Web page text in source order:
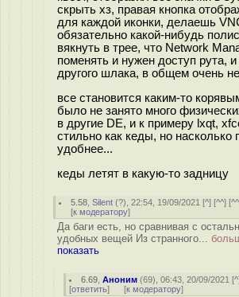
скрыть хз, правая кнопка
для каждой иконки, делаешь
обязательно какой-нибудь
вякнуть в трее, что Network
поменять и нужен доступ рута, и
другого шлака, в общем очень
все становится каким-то
было не занято много
в другие DE, и к примеру lxqt,
стильно как кеды, но насколько
удобнее...
кеды летят в какую-то задницу
5.58 ,Silent (?), 22:54, 19/09/2021 [^] [^^] [
[к модератору]
Да баги есть, но сравнивая с
удобных вещей Из странного...
показать
6.69 ,Аноним (69), 06:43, 20/09/2021 [^
[ответить] [к модератору]